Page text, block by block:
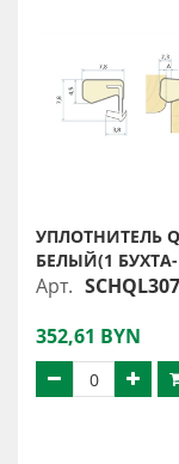
УПЛОТНИТЕЛЬ
БЕЛЫЙ(1
Арт.
352,61 BYN